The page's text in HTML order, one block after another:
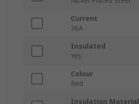
Current
36A
Insulated
Yes
Colour
Red
Insulation Material